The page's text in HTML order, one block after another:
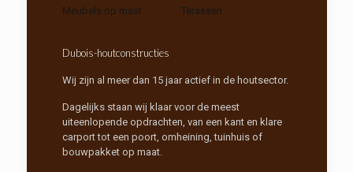
Meubels op maat
Terassen
Dubois-houtconstructies
Wij zijn al meer dan 15 jaar actief in de houtsector.
Dagelijks staan wij klaar voor de meest
uiteenlopende opdrachten, van een kant en klare
carport tot een poort, omheining, tuinhuis of
bouwpakket op maat.